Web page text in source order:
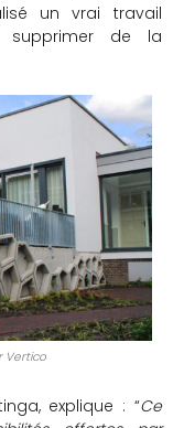
un vrai travail
supprimer de la
Vertico
explique : “Ce